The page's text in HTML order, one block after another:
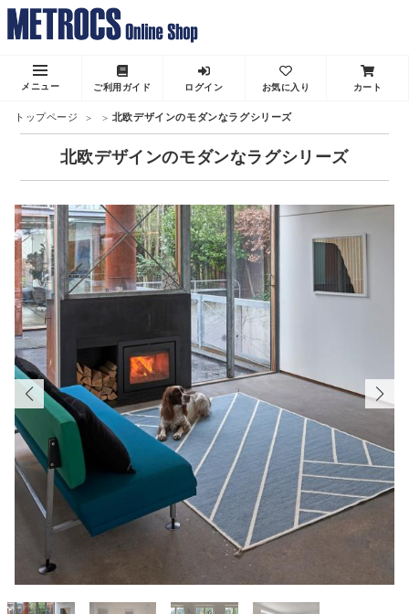
メニュー ご利用ガイド ログイン お気に入り カート
トップページ 北欧デザインのモダンなラグシリーズ
北欧デザインのモダンなラグシリーズ